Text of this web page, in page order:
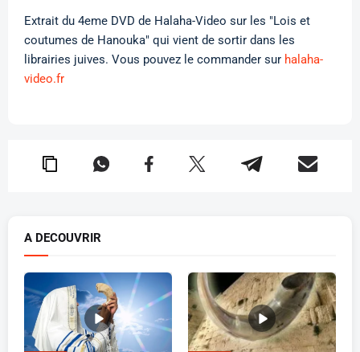
Extrait du 4eme DVD de Halaha-Video sur les "Lois et
coutumes de Hanouka" qui vient de sortir dans les
librairies juives. Vous pouvez le commander sur halaha-
video.fr
A DECOUVRIR